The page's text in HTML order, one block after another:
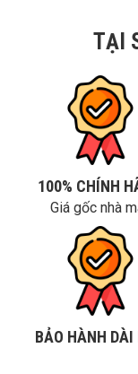
TẠI
100% CHÍNH
Giá gốc nhà
BẢO HÀNH DÀI